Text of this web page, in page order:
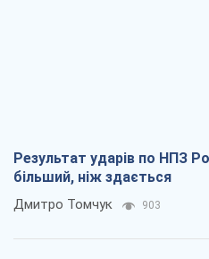
Результат ударів по НПЗ
більший, ніж здається
Дмитро Томчук 903